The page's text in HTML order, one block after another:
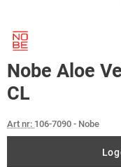
Nobe Aloe
CL
Art nr: 106-7090 - Nobe